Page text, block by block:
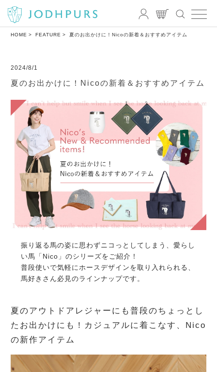
HOME FEATURE 夏のお出かけに！Nicoの新着＆おすすめアイテム
2024/8/1
夏のお出かけに！Nicoの新着＆おすすめアイテム
振り返る馬の姿に思わずニコっとしてしまう、愛らし
い馬「Nico」のシリーズをご紹介！
普段使いで気軽にホースデザインを取り入れられる、
馬好きさん必見のラインナップです。
夏のアウトドアレジャーにも普段のちょっとし
たお出かけにも！カジュアルに着こなす、Nico
の新作アイテム